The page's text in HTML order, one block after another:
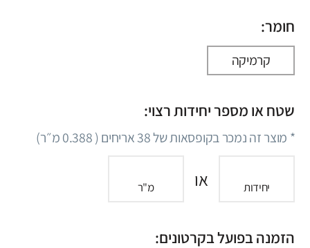
חומר:
קרמיקה
שטח או מספר יחידות רצוי:
* מוצר זה נמכר בקופסאות של38אריחים (0.388מ״ר)
יחידות או מ"ר
הזמנה בפועל בקרטונים: